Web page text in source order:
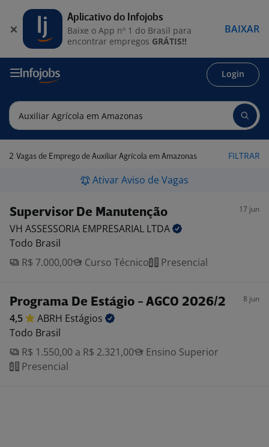
Login
2 Vagas de Emprego de Auxiliar Agrícola em Amazonas FILTRAR
Ativar Aviso de Vagas
Supervisor De Manutenção 17 jun
VH ASSESSORIA EMPRESARIAL LTDA
Todo Brasil
R$ 7.000,00
Curso Técnico Presencial
Programa De Estágio - AGCO 2026/2 8 jun
4,5 ABRH Estágios
Todo Brasil
R$ 1.550,00 a R$ 2.321,00
Ensino Superior
Presencial
Aplicativo do Infojobs
Baixe o App nº 1 do Brasil para
encontrar empregos GRÁTIS!!
BAIXAR